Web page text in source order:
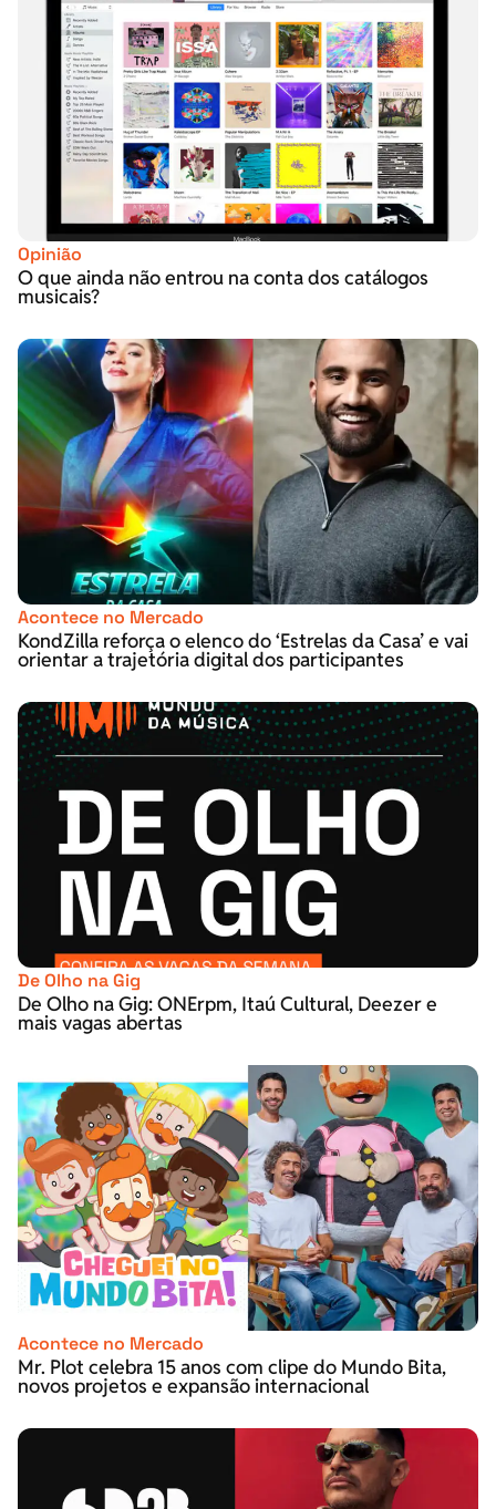
Opinião
O que ainda não entrou na conta dos catálogos
musicais?
Acontece no Mercado
KondZilla reforça o elenco do ‘Estrelas da Casa’ e vai
orientar a trajetória digital dos participantes
De Olho na Gig
De Olho na Gig: ONErpm, Itaú Cultural, Deezer e
mais vagas abertas
Acontece no Mercado
Mr. Plot celebra 15 anos com clipe do Mundo Bita,
novos projetos e expansão internacional